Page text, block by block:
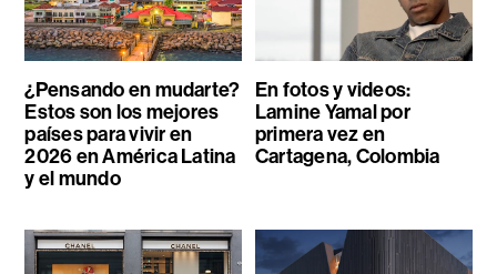
¿Pensando en mudarte?
Estos son los mejores
países para vivir en
2026 en América Latina
y el mundo
En fotos y videos:
Lamine Yamal por
primera vez en
Cartagena, Colombia